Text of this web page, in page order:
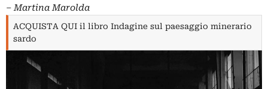
‒Martina Marolda
ACQUISTA QUI il libro Indagine sul paesaggio minerario
sardo